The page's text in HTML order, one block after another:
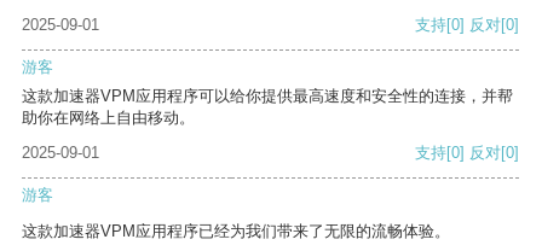
2025-09-01 支持[0] 反对[0]
游客
这款加速器VPM应用程序可以给你提供最高速度和安全性的连接，并帮
助你在网络上自由移动。
2025-09-01
支持[0] 反对[0]
游客
这款加速器VPM应用程序已经为我们带来了无限的流畅体验。